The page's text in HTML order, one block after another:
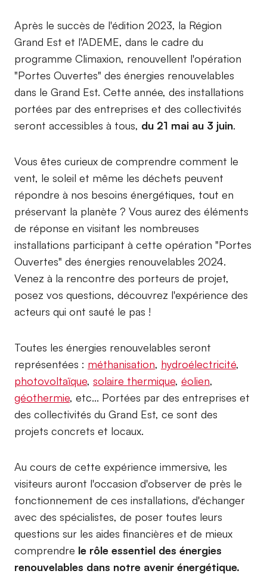
Après le succès de l'édition 2023, la Région
Grand Est et l'ADEME, dans le cadre du
programme Climaxion, renouvellent l'opération
"Portes Ouvertes" des énergies renouvelables
dans le Grand Est. Cette année, des installations
portées par des entreprises et des collectivités
seront accessibles à tous, du 21 mai au 3 juin.
Vous êtes curieux de comprendre comment le
vent, le soleil et même les déchets peuvent
répondre à nos besoins énergétiques, tout en
préservant la planète ? Vous aurez des éléments
de réponse en visitant les nombreuses
installations participant à cette opération "Portes
Ouvertes" des énergies renouvelables 2024.
Venez à la rencontre des porteurs de projet,
posez vos questions, découvrez l'expérience des
acteurs qui ont sauté le pas !
Toutes les énergies renouvelables seront
représentées : méthanisation, hydroélectricité,
photovoltaïque, solaire thermique, éolien,
géothermie, etc... Portées par des entreprises et
des collectivités du Grand Est, ce sont des
projets concrets et locaux.
Au cours de cette expérience immersive, les
visiteurs auront l'occasion d'observer de près le
fonctionnement de ces installations, d'échanger
avec des spécialistes, de poser toutes leurs
questions sur les aides financières et de mieux
comprendre le rôle essentiel des énergies
renouvelables dans notre avenir énergétique.